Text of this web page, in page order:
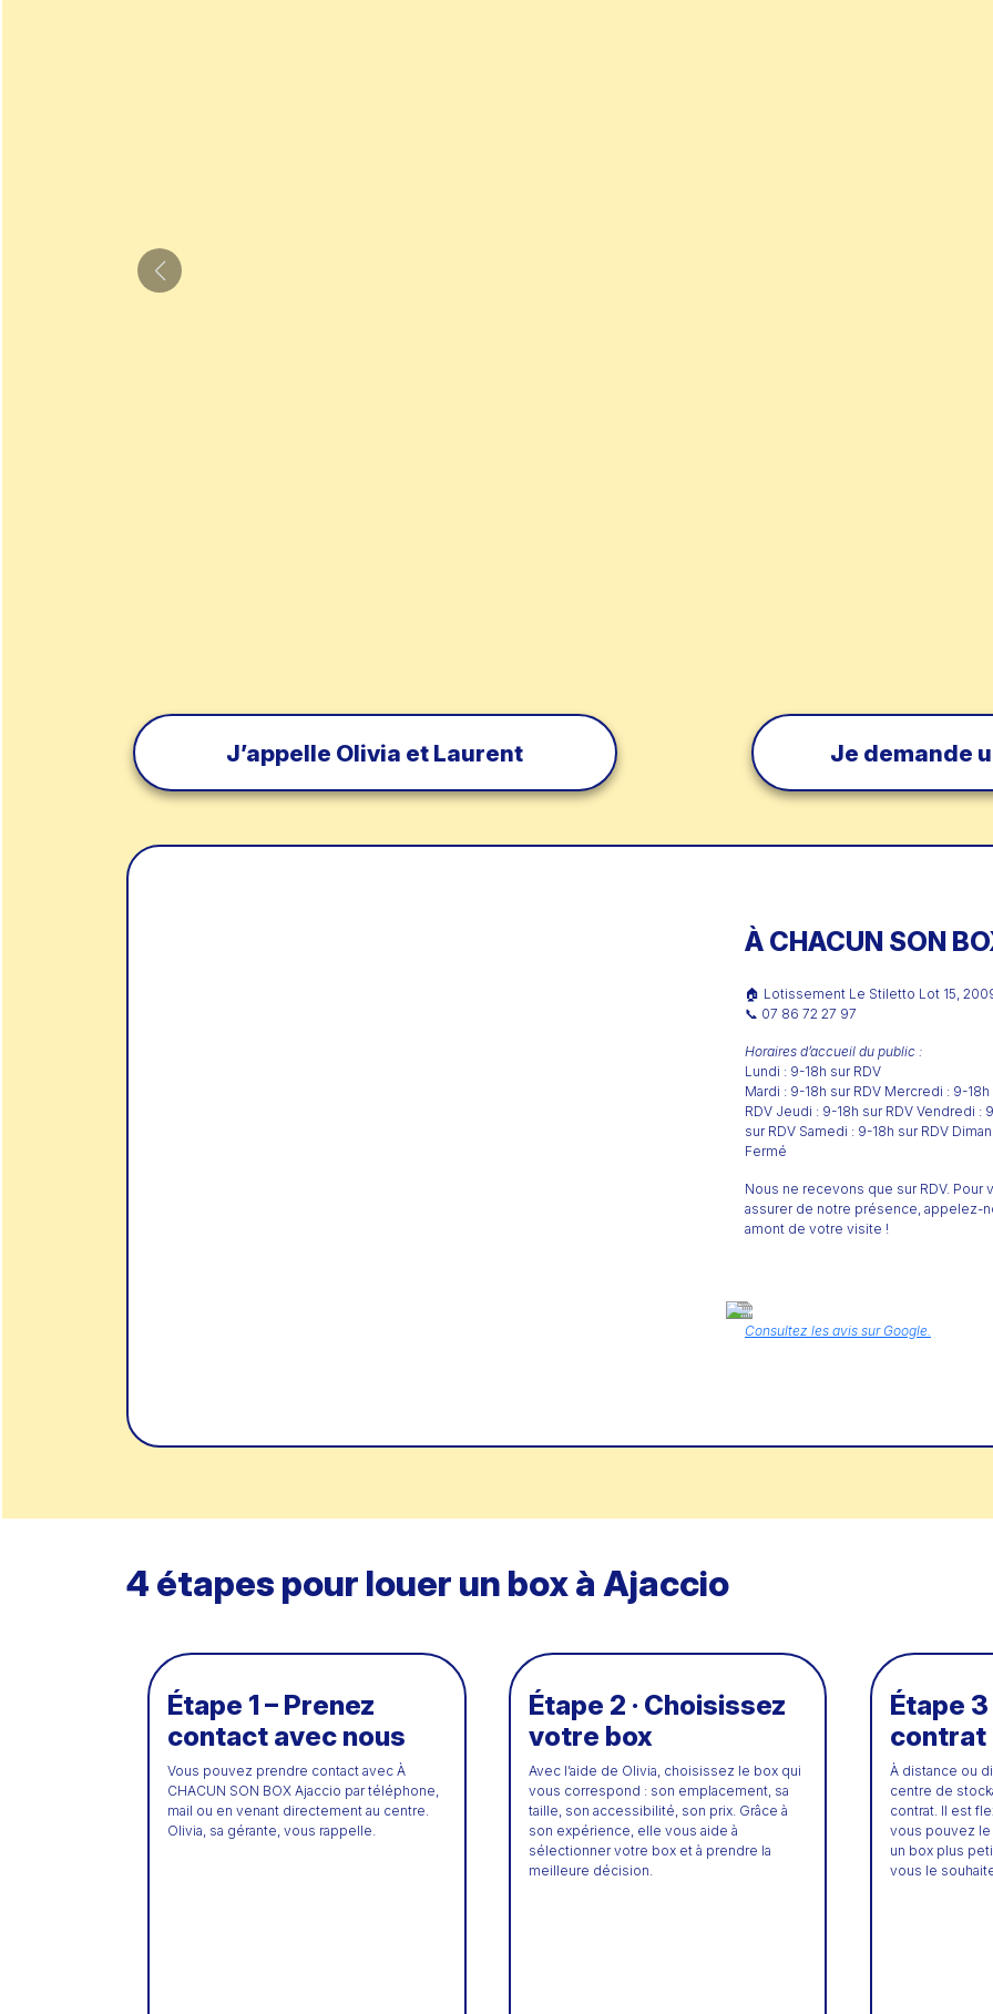
J’appelle Olivia et Laurent Je demande
À CHACUN SON
🏠 Lotissement Le Stiletto Lot 15,
📞 07 86 72 27 97
Horaires d’accueil du public :
Lundi : 9-18h sur RDV
Mardi : 9-18h sur RDV Mercredi : 9-18h
RDV Jeudi : 9-18h sur RDV Vendredi :
sur RDV Samedi : 9-18h sur RDV
Fermé
Nous ne recevons que sur RDV. Pour
assurer de notre présence, appelez-
amont de votre visite !
Consultez les avis sur Google.
4 étapes pour louer un box à Ajaccio
Étape 1 – Prenez
contact avec nous
Vous pouvez prendre contact avec À
CHACUN SON BOX Ajaccio par téléphone,
mail ou en venant directement au centre.
Olivia, sa gérante, vous rappelle.
Étape 2 · Choisissez
votre box
Avec l’aide de Olivia, choisissez le box qui
vous correspond : son emplacement, sa
taille, son accessibilité, son prix. Grâce à
son expérience, elle vous aide à
sélectionner votre box et à prendre la
meilleure décision.
Étape 3
contrat
À distance ou
centre de
contrat. Il est
vous pouvez le
un box plus
vous le